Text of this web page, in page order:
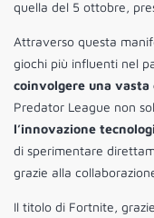
quella del 5 ottobre,
Attraverso questa
giochi più influenti nel
coinvolgere una
Predator League non
l’innovazione
di sperimentare
grazie alla
Il titolo di Fortnite,